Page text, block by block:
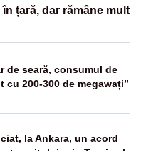
țară, dar rămâne mult
de seară, consumul de
cu 200-300 de megawați”
la Ankara, un acord